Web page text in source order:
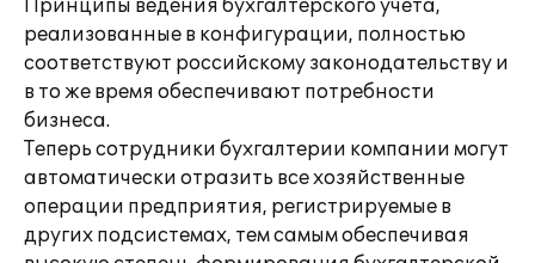
Принципы ведения бухгалтерского учета,
реализованные в конфигурации, полностью
соответствуют российскому законодательству и
в то же время обеспечивают потребности
бизнеса.
Теперь сотрудники бухгалтерии компании могут
автоматически отразить все хозяйственные
операции предприятия, регистрируемые в
других подсистемах, тем самым обеспечивая